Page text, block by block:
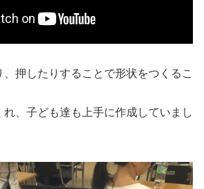
押したりすることで形状をつくるこ
、子ども達も上手に作成していまし